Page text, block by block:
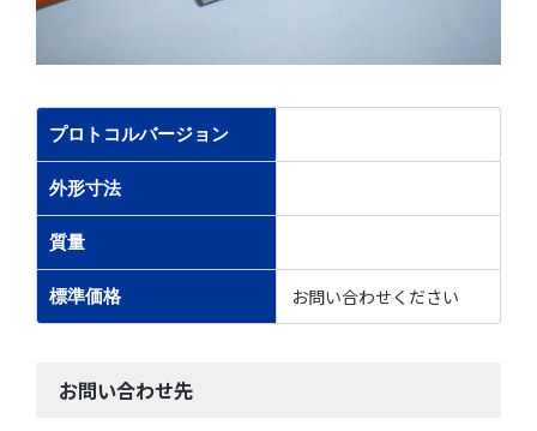
プロトコルバージョン
外形寸法
質量
標準価格 お問い合わせください
お問い合わせ先